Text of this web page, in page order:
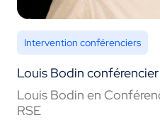
Intervention conférenciers
Louis Bodin
Louis Bodin en
RSE